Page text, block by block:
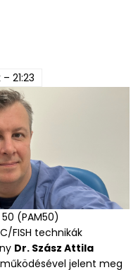
21:23
(PAM50)
FISH technikák
Dr. Szász Attila
jelent meg